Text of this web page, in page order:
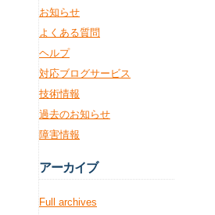
お知らせ
よくある質問
ヘルプ
対応ブログサービス
技術情報
過去のお知らせ
障害情報
アーカイブ
Full archives